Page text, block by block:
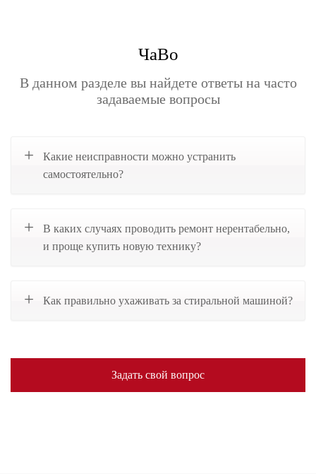
ЧаВо
В данном разделе вы найдете ответы на часто
задаваемые вопросы
Какие неисправности можно устранить
самостоятельно?
В каких случаях проводить ремонт нерентабельно,
и проще купить новую технику?
Как правильно ухаживать за стиральной машиной?
Задать свой вопрос